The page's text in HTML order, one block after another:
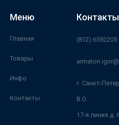
Меню
Главная
Товары
Инфо
Контакты
Контакты
(812) 6592205
г. Санкт-
В.О.
17-я линия д.